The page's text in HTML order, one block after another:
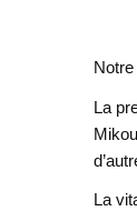
La
La